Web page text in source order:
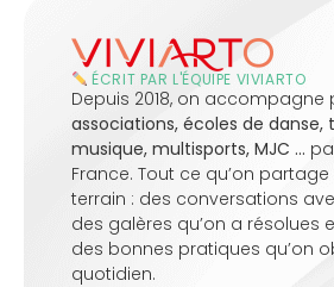
ÉCRIT PAR L'ÉQUIPE VIVIARTO
Depuis 2018, on accompagne
associations, écoles de danse,
musique, multisports, MJC …
France. Tout ce qu’on
terrain : des conversations
des galères qu’on a résolues
des bonnes pratiques qu’on
quotidien.